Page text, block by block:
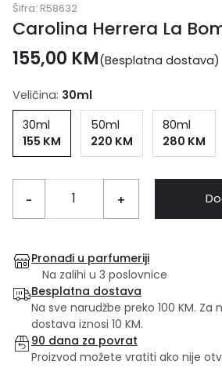
Šifra: R58632
Carolina Herrera La
155,00 KM(Besplatna dostava)
Veličina: 30ml
30ml
155 KM
50ml
220 KM
80ml
280 KM
- +
Pronađi u parfumeriji
Na zalihi u 3 poslovnice
Besplatna dostava
Na sve narudžbe preko 100 KM. Za
dostava iznosi 10 KM.
90 dana za povrat
Proizvod možete vratiti ako nije